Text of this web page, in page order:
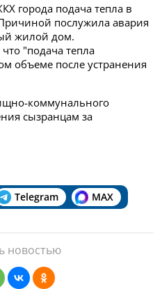
города подача тепла в
послужила авария
жилой дом.
"подача тепла
объеме после устранения
коммунального
сызранцам за
Telegram MAX
новостью